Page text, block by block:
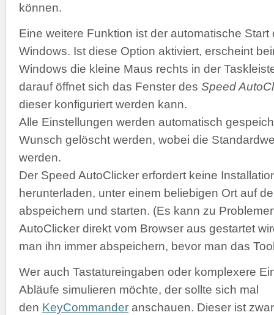
können.
Eine weitere Funktion ist der automatische Start
Windows. Ist diese Option aktiviert, erscheint
Windows die kleine Maus rechts in der
darauf öffnet sich das Fenster des Speed
dieser konfiguriert werden kann.
Alle Einstellungen werden automatisch
Wunsch gelöscht werden, wobei die
werden.
Der Speed AutoClicker erfordert keine
herunterladen, unter einem beliebigen Ort auf
abspeichern und starten. (Es kann zu
AutoClicker direkt vom Browser aus gestartet
man ihn immer abspeichern, bevor man das
Wer auch Tastatureingaben oder komplexere
Abläufe simulieren möchte, der sollte sich mal
den KeyCommander anschauen. Dieser ist